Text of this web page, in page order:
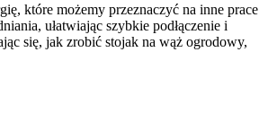
które możemy przeznaczyć na inne prace
ułatwiając szybkie podłączenie i
się, jak zrobić stojak na wąż ogrodowy,